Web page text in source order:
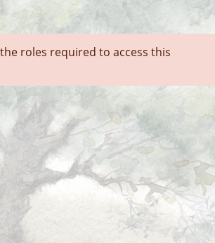
roles required to access this